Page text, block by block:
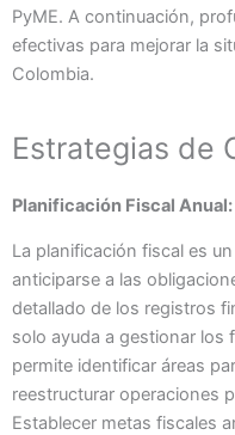
PyME. A continuación,
efectivas para mejorar la
Colombia.
Estrategias de
Planificación Fiscal Anual:
La planificación fiscal es
anticiparse a las
detallado de los registros
solo ayuda a gestionar los
permite identificar áreas
reestructurar operaciones
Establecer metas fiscales